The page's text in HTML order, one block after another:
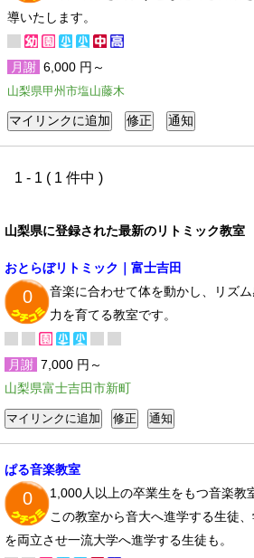
導いたします。
月謝 6,000 円～
山梨県甲州市塩山藤木
1 - 1 ( 1 件中 )
山梨県に登録された最新のリトミック教室
おとらぼリトミック｜富士吉田
0
音楽に合わせて体を動かし、リズム
力を育てる教室です。
月謝 7,000 円～
山梨県富士吉田市新町
ぱる音楽教室
0
1,000人以上の卒業生をもつ音楽教
この教室から音大へ進学する生徒
を両立させ一流大学へ進学する生徒も。